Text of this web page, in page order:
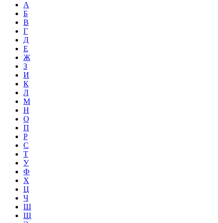
А
Б
В
Г
Д
Е
Ж
З
И
К
Л
М
Н
О
П
Р
С
Т
У
Ф
Х
Ц
Ч
Ш
Щ